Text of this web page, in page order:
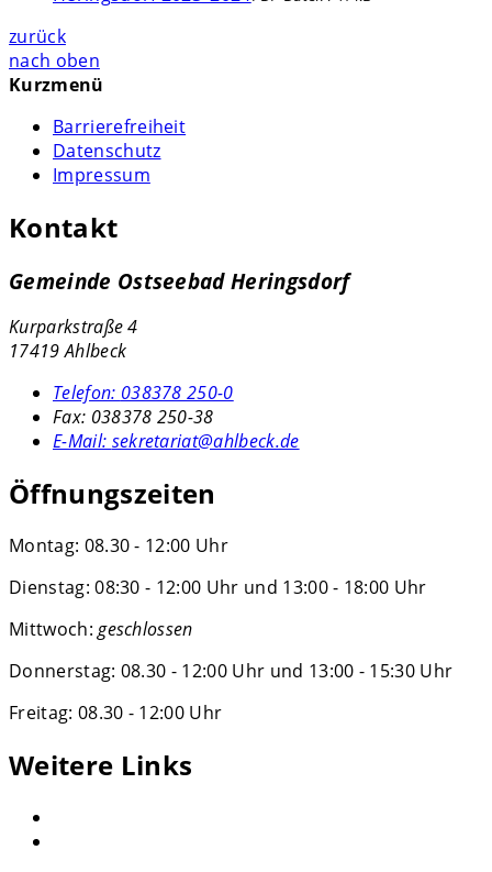
zurück
nach oben
Kurzmenü
Barrierefreiheit
Datenschutz
Impressum
Kontakt
Gemeinde Ostseebad Heringsdorf
Kurparkstraße 4
17419 Ahlbeck
Telefon: 038378 250-0
Fax: 038378 250-38
E-Mail: sekretariat@ahlbeck.de
Öffnungszeiten
Montag: 08.30 - 12:00 Uhr
Dienstag: 08:30 - 12:00 Uhr und 13:00 - 18:00 Uhr
Mittwoch:geschlossen
Donnerstag: 08.30 - 12:00 Uhr und 13:00 - 15:30 Uhr
Freitag: 08.30 - 12:00 Uhr
Weitere Links